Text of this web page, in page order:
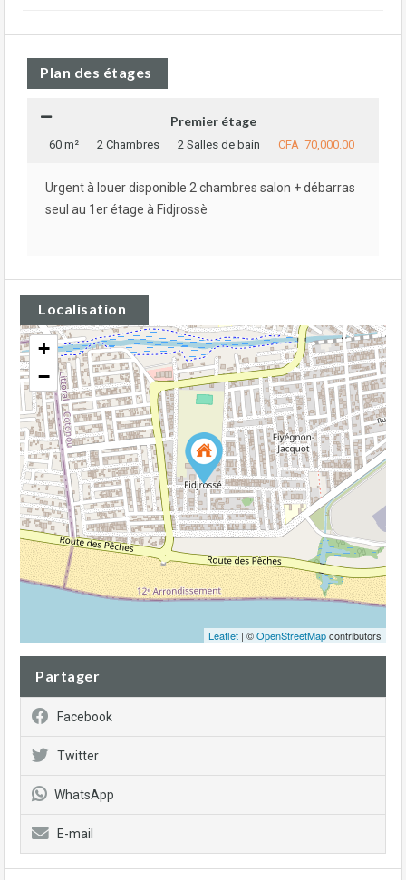
Plan des étages
Premier étage
60 m² 2 Chambres 2 Salles de bain CFA 70,000.00
Urgent à louer disponible 2 chambres salon + débarras
seul au 1er étage à Fidjrossè
Localisation
+
−
Leaflet | ©OpenStreetMapcontributors
Partager
Facebook
Twitter
WhatsApp
E-mail